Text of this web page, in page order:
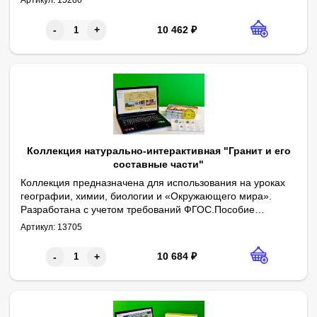
- + 10 462 ₽
Коллекция натурально-интерактивная "Гранит и его
составные части"
Коллекция предназначена для использования на уроках
географии, химии, биологии и «Окружающего мира».
Разработана с учетом требований ФГОС.Пособие
предназначено для демонстрации и подготовки к
разделов географии: «Земная кора и литосфера»,
«Природно-хозяйственные регионы», «Горные породы»;
В состав коллекции входят следующие образцы: гранит
Интерактивное приложение позволяет в удобной форме
Габаритные размеры в упаковке (дл.*шир.*выс.), см:
Комплектность: натуральные образцы – 28 шт. (7 видов),
Артикул: 13705
- + 10 684 ₽